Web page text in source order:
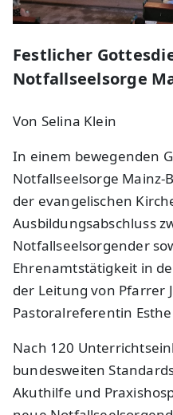
Festlicher
Notfallseelsorge
Von Selina Klein
In einem bewegenden
Notfallseelsorge Mainz-
der evangelischen
Ausbildungsabschluss
Notfallseelsorgender
Ehrenamtstätigkeit in
der Leitung von Pfarrer
Pastoralreferentin
Nach 120
bundesweiten
Akuthilfe und